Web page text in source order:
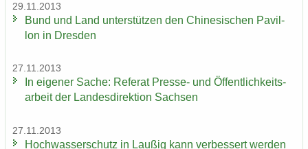
29.11.2013
Bund und Land un­ter­stüt­zen den Chi­ne­si­schen Pa­vil­
lon in Dres­den
27.11.2013
In ei­ge­ner Sache: Re­fe­rat Presse-​ und Öf­fent­lich­keits­
ar­beit der Lan­des­di­rek­ti­on Sach­sen
27.11.2013
Hoch­was­ser­schutz in Lau­ßig kann ver­bes­sert wer­den